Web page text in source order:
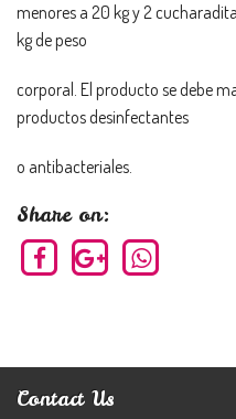
menores a 20 kg y 2
kg de peso
corporal. El producto se debe
productos desinfectantes
o antibacteriales.
Share on:
Contact Us